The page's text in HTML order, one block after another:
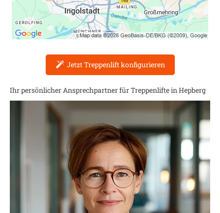
Jetzt Treppenlift konfigurieren
Ihr persönlicher Ansprechpartner für Treppenlifte inHepberg